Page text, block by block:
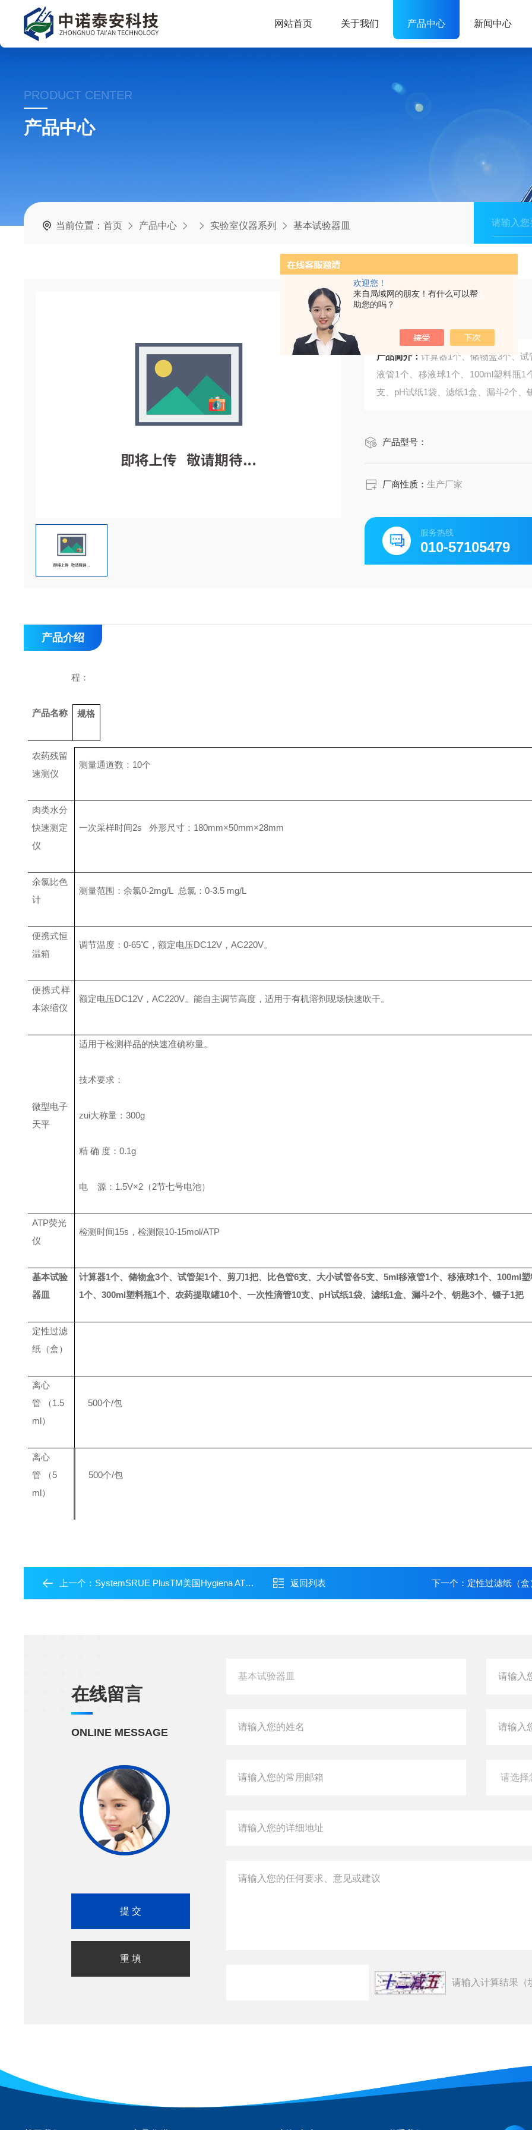
欢迎您！
来自局域网的朋友！有什么可以帮
助您的吗？
网站首页 关于我们 产品中心 新闻中心
PRODUCT CENTER
产品中心
当前位置：首页 产品中心 实验室仪器系列 基本试验器皿
产品简介：计算器1个、储物盒3个、
液管1个、移液球1个、100ml塑料瓶1
支、pH试纸1袋、滤纸1盒、漏斗2个、
产品型号：
厂商性质：生产厂家
服务热线
010-57105479
产品介绍
程：
产品名称 规格
农药残留
速测仪
测量通道数： 10个
肉类水分
快速测定
仪
一次采样时间2s 外形尺寸： 180mm×50mm×28mm
余氯比色
计
测量范围：余氯0-2mg/L 总氯： 0-3.5 mg/L
便携式恒
温箱
调节温度： 0-65℃ ，额定电压DC12V， AC220V。
便携式样
本浓缩仪
额定电压DC12V， AC220V。能自主调节高度，适用于有机溶剂现场快速吹干。
微型电子
天平
适用于检测样品的快速准确称量。
技术要求：
zui大称量： 300g
精 确 度： 0.1g
电 源： 1.5V×2（2节七号电池）
ATP荧光
仪
检测时间15s ，检测限10-15mol/ATP
基本试验
器皿
计算器1个、储物盒3个、试管架1个、剪刀1把、比色管6支、大小试管各5支、 5ml移液管1个、移液球1个、 100ml塑
1个、 300ml塑料瓶1个、农药提取罐10个、一次性滴管10支、 pH试纸1袋、滤纸1盒、漏斗2个、钥匙3个、镊子1把
定性过滤
纸（盒）
离心
管
（1.5
ml）
500个/包
离心
管
（5
ml）
500个/包
上一个： SystemSRUE PlusTM美国Hygiena ATP荧光仪 0到9999 RLUs 返回列表 下一个： 定性过滤纸（盒
在线留言
ONLINE MESSAGE
请输入计算结果（